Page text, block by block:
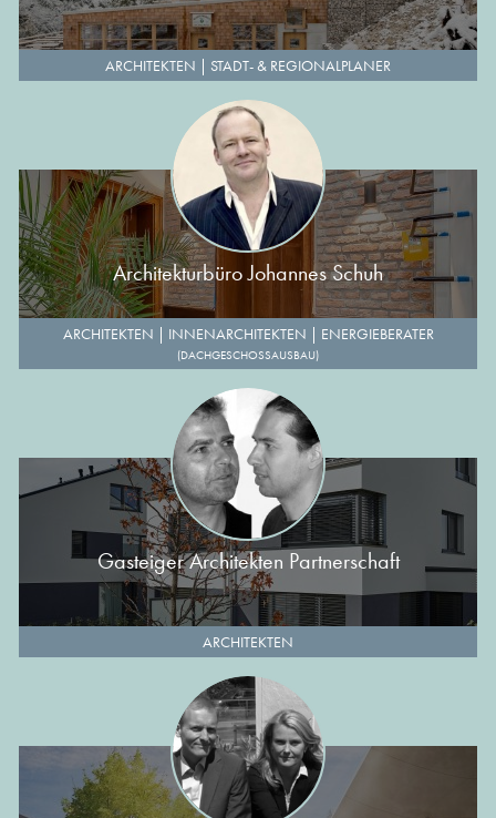
ARCHITEKTEN | STADT- & REGIONALPLANER
Architekturbüro Johannes Schuh
ARCHITEKTEN | INNENARCHITEKTEN | ENERGIEBERATER
(DACHGESCHOSSAUSBAU)
Gasteiger Architekten Partnerschaft
ARCHITEKTEN